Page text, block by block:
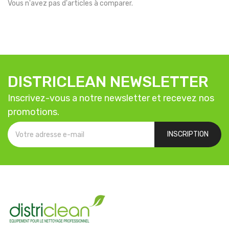
Vous n'avez pas d'articles à comparer.
DISTRICLEAN NEWSLETTER
Inscrivez-vous a notre newsletter et recevez nos
promotions.
INSCRIPTION